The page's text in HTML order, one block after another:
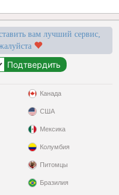
вам лучший сервис,
Канада
США
Мексика
Колумбия
Питомцы
Бразилия